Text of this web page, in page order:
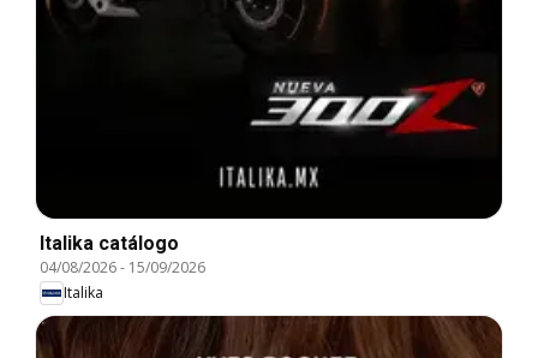
Italika catálogo
04/08/2026- 15/09/2026
Italika